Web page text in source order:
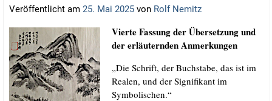
Veröffentlicht am 25. Mai 2025 von Rolf Nemitz
Vier­te Fas­sung der Über­set­zung und
der erläu­tern­den Anmerkungen
„Die Schrift, der Buch­sta­be, das ist im
Rea­len, und der Signi­fi­kant im
Symbolischen.“